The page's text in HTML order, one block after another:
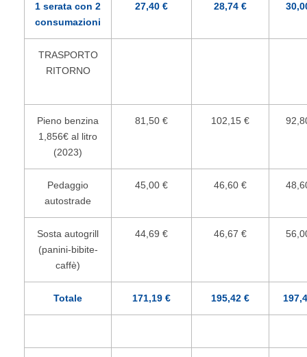
1 serata con 2
consumazioni
27,40 € 28,74 €
TRASPORTO
RITORNO
Pieno benzina
1,856€ al litro
(2023)
81,50 € 102,15 €
Pedaggio
autostrade
45,00 € 46,60 €
Sosta autogrill
(panini-bibite-
caffè)
44,69 € 46,67 €
Totale 171,19 € 195,42 €